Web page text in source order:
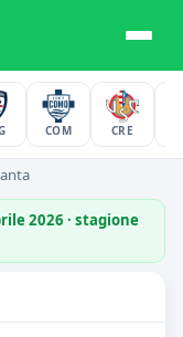
COM CRE
2026 · stagione